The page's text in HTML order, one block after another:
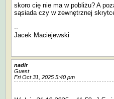
skoro cię nie ma w pobliżu? A
sąsiada czy w zewnętrznej
--
Jacek Maciejewski
nadir
Guest
Fri Oct 31, 2025 5:40 pm